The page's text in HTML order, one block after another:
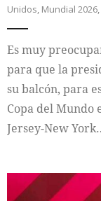
Unidos, Mundial 2026,
Es muy
para que la
su balcón, para
Copa del Mundo
Jersey-New